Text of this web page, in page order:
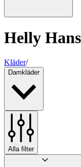
Helly
Kläder/
Damkläder
Alla filter